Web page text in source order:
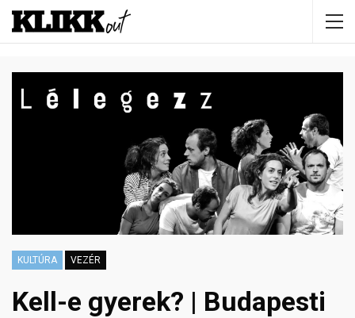
KULTÚRA VEZÉR
Kell-e gyerek? | Budapesti